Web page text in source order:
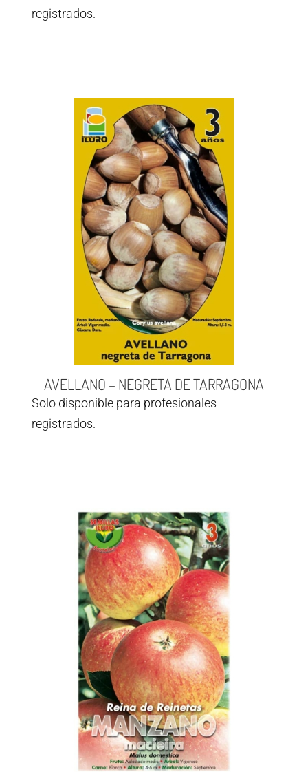
registrados.
AVELLANO – NEGRETA DE TARRAGONA
Solo disponible para profesionales
registrados.